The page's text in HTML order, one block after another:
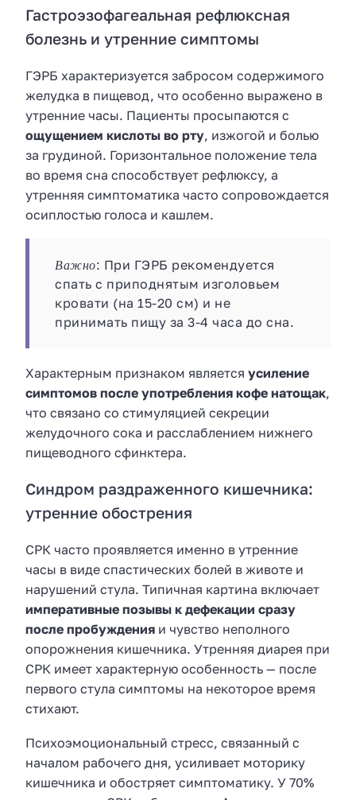
Гастроэзофагеальная рефлюксная
болезнь и утренние симптомы
ГЭРБ характеризуется забросом содержимого
желудка в пищевод, что особенно выражено в
утренние часы. Пациенты просыпаются с
ощущением кислоты во рту, изжогой и болью
за грудиной. Горизонтальное положение тела
во время сна способствует рефлюксу, а
утренняя симптоматика часто сопровождается
осиплостью голоса и кашлем.
Важно: При ГЭРБ рекомендуется
спать с приподнятым изголовьем
кровати (на 15-20 см) и не
принимать пищу за 3-4 часа до сна.
Характерным признаком является усиление
симптомов после употребления кофе натощак,
что связано со стимуляцией секреции
желудочного сока и расслаблением нижнего
пищеводного сфинктера.
Синдром раздраженного кишечника:
утренние обострения
СРК часто проявляется именно в утренние
часы в виде спастических болей в животе и
нарушений стула. Типичная картина включает
императивные позывы к дефекации сразу
после пробуждения и чувство неполного
опорожнения кишечника. Утренняя диарея при
СРК имеет характерную особенность — после
первого стула симптомы на некоторое время
стихают.
Психоэмоциональный стресс, связанный с
началом рабочего дня, усиливает моторику
кишечника и обостряет симптоматику. У 70%